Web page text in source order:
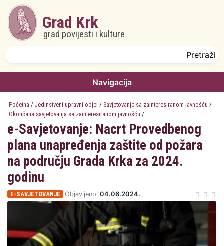
Skoči na glavni sadržaj
Grad Krk
grad povijesti i kulture
Navigacija
Početna / Jedinstveni upravni odjel / Savjetovanje sa zainteresiranom javnošću /
Okončana savjetovanja sa zainteresiranom javnošću /
e-Savjetovanje: Nacrt Provedbenog
plana unapređenja zaštite od požara
na području Grada Krka za 2024.
godinu
E-SAVJETOVANJE Objavljeno: 04.06.2024.